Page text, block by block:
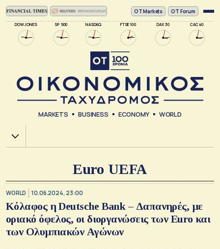
DOW JONES SP 500 NASDAQ FTSE 100 DAX 30 CAC 40
ΟΤ Markets OT Forum
MARKETS BUSINESS ECONOMY WORLD
Χ.Α.
Euro UEFA
WORLD 10.06.2024, 23:00
Κόλαφος η Deutsche Bank – Δαπανηρές, με
οριακό όφελος, οι διοργανώσεις των Euro και
των Ολυμπιακών Αγώνων